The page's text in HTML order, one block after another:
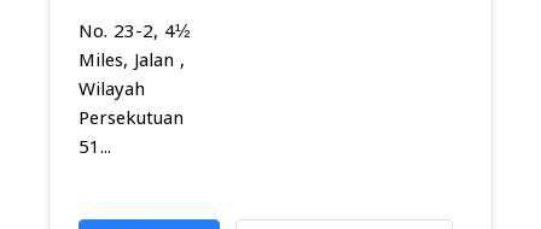
No. 23-2, 4½
Miles, Jalan ,
Wilayah
Persekutuan
51...